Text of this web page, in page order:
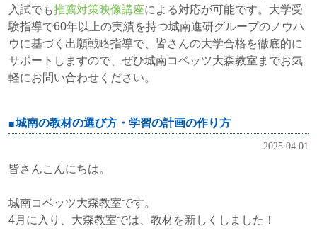
入試でも推薦対策映像講座による対応が可能です。大学受
験指導で60年以上の実績を持つ城南進研グループのノウハ
ウに基づく出願戦略指導で、皆さんの大学合格を徹底的に
サポートしますので、ぜひ城南コベッツ大森教室までお気
軽にお問い合わせください。
城南の教材の選び方・学習の計画の作り方
2025.04.01
皆さんこんにちは。
城南コベッツ大森教室です。
4月に入り、大森教室では、教材を新しくしました！